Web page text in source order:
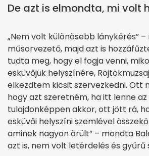
De azt is elmondta, mi volt
„Nem volt különösebb lánykérés”
műsorvezető, majd azt is
tudta meg, hogy el fogja venni,
esküvőjük helyszínére,
elkezdtem kicsit szervezkedni. Ott
hogy azt szeretném, ha itt lenne az
tulajdonképpen akkor, ott jött rá,
esküvői helyszíni szemlével
aminek nagyon örült” – mondta
azt is, nem volt letérdelés és gyűrű